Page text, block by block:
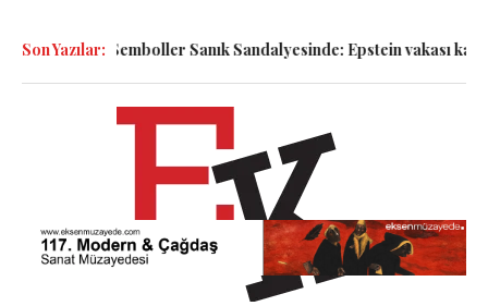
Son Yazılar:Semboller Sanık Sandalyesinde: Epstein vakası kadim